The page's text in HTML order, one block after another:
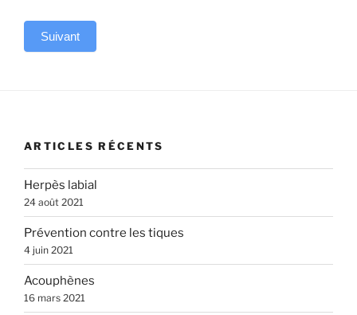
Suivant
e
n
a
t
i
v
e
:
ARTICLES RÉCENTS
Herpès labial
24 août 2021
Prévention contre les tiques
4 juin 2021
Acouphènes
16 mars 2021